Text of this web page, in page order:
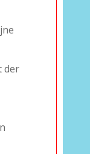
der